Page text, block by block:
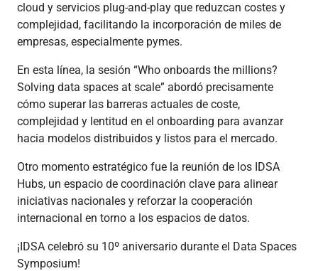
cloud y servicios plug-and-play que reduzcan costes y
complejidad, facilitando la incorporación de miles de
empresas, especialmente pymes.
En esta línea, la sesión “Who onboards the millions?
Solving data spaces at scale” abordó precisamente
cómo superar las barreras actuales de coste,
complejidad y lentitud en el onboarding para avanzar
hacia modelos distribuidos y listos para el mercado.
Otro momento estratégico fue la reunión de los IDSA
Hubs, un espacio de coordinación clave para alinear
iniciativas nacionales y reforzar la cooperación
internacional en torno a los espacios de datos.
¡IDSA celebró su 10º aniversario durante el Data Spaces
Symposium!